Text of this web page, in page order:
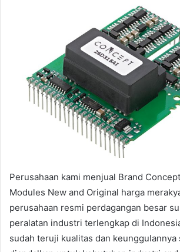
Perusahaan kami menjual Brand
Modules New and Original harga
perusahaan resmi perdagangan besar
peralatan industri terlengkap di
sudah teruji kualitas dan keunggulannya